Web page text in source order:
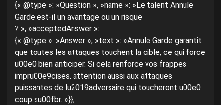
{« @type »: »Question », »name »: »Le talent Annule
Garde est-il un avantage ou un risque
? », »acceptedAnswer »:
{« @type »: »Answer », »text »: »Annule Garde garantit
que toutes les attaques touchent la cible, ce qui force
u00e0 bien anticiper. Si cela renforce vos frappes
impru00e9cises, attention aussi aux attaques
puissantes de lu2019adversaire qui toucheront u00e0
coup su00fbr. »}},